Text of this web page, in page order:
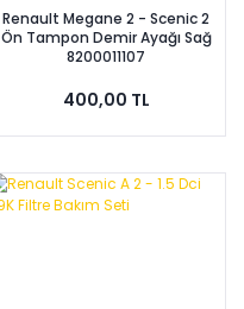
Renault Megane 2 - Scenic 2
Ön Tampon Demir Ayağı Sağ
8200011107
400,00 TL